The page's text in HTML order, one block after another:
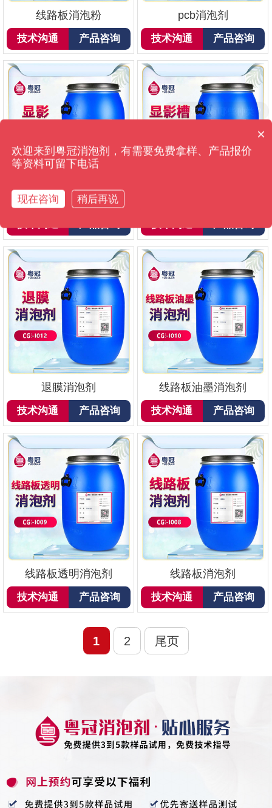
线路板消泡粉
技术沟通 产品咨询
pcb消泡剂
技术沟通 产品咨询
显影消泡剂
退膜消泡剂
技术沟通 产品咨询
线路板油墨消泡剂
技术沟通 产品咨询
线路板透明消泡剂
技术沟通 产品咨询
线路板消泡剂
技术沟通 产品咨询
1 2 尾页
你们是怎么收费的呢？
×
欢迎来到粤冠消泡剂，有需要免费拿样、产品报价
等资料可留下电话
现在咨询 稍后再说